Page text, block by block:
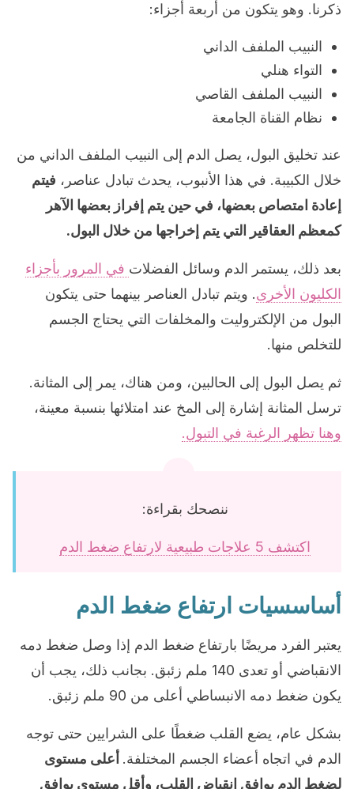
ذكرنا. وهو يتكون من أربعة أجزاء:
النبيب الملفف الداني
التواء هنلي
النبيب الملفف القاصي
نظام القناة الجامعة
عند تخليق البول، يصل الدم إلى النبيب الملفف الداني من
خلال الكبيبة. في هذا الأنبوب، يحدث تبادل عناصر، فيتم
إعادة امتصاص بعضها، في حين يتم إفراز بعضها الآهر
كمعظم العقاقير التي يتم إخراجها من خلال البول.
بعد ذلك، يستمر الدم وسائل الفضلات في المرور بأجزاء
الكليون الأخرى. ويتم تبادل العناصر بينهما حتى يتكون
البول من الإلكتروليت والمخلفات التي يحتاج الجسم
للتخلص منها.
ثم يصل البول إلى الحالبين، ومن هناك، يمر إلى المثانة.
ترسل المثانة إشارة إلى المخ عند امتلائها بنسبة معينة،
وهنا تظهر الرغبة في التبول.
ننصحك بقراءة:
اكتشف 5 علاجات طبيعية لارتفاع ضغط الدم
أساسسيات ارتفاع ضغط الدم
يعتبر الفرد مريضًا بارتفاع ضغط الدم إذا وصل ضغط دمه
الانقباضي أو تعدى 140 ملم زئبق. بجانب ذلك، يجب أن
يكون ضغط دمه الانبساطي أعلى من 90 ملم زئبق.
بشكل عام، يضع القلب ضغطًا على الشرايين حتى توجه
الدم في اتجاه أعضاء الجسم المختلفة. أعلى مستوى
لضغط الدم يوافق انقباض القلب، وأقل مستوى يوافق